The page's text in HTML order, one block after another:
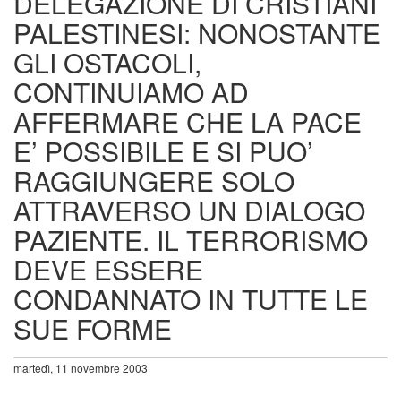
PALESTINESI: NONOSTANTE
GLI OSTACOLI,
CONTINUIAMO AD
AFFERMARE CHE LA PACE
E’ POSSIBILE E SI PUO’
RAGGIUNGERE SOLO
ATTRAVERSO UN DIALOGO
PAZIENTE. IL TERRORISMO
DEVE ESSERE
CONDANNATO IN TUTTE LE
SUE FORME
martedì, 11 novembre 2003